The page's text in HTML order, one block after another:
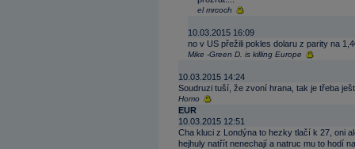
el mrcoch
10.03.2015 16:09
no v US přežili pokles dolaru z parity na
Mike -Green D. is killing Europe
10.03.2015 14:24
Soudruzi tuší, že zvoní hrana, tak je třeba
Homo
EUR
10.03.2015 12:51
Cha kluci z Londýna to hezky tlačí k 27, oni
hejhuly natřít nenechají a natruc mu to hodí